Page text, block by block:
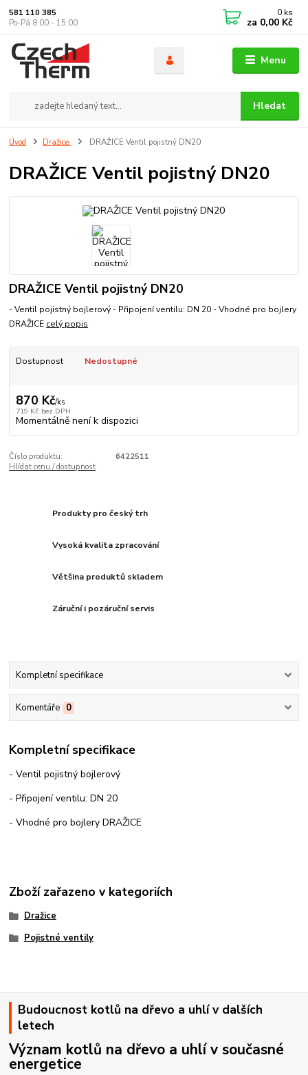
Menu
Hledat
581 110 385
Po-Pá 8:00 - 15:00
0 ks
za 0,00 Kč
Úvod Dražice DRAŽICE Ventil pojistný DN20
DRAŽICE Ventil pojistný DN20
DRAŽICE Ventil pojistný DN20
- Ventil pojistný bojlerový - Připojení ventilu: DN 20 - Vhodné pro bojlery
DRAŽICE celý popis
Dostupnost Nedostupné
870 Kč/ks
719 Kč bez DPH
Momentálně není k dispozici
Číslo produktu:
6422511
Hlídat cenu / dostupnost
Produkty pro český trh
Vysoká kvalita zpracování
Většina produktů skladem
Záruční i pozáruční servis
Kompletní specifikace
Komentáře 0
Kompletní specifikace
- Ventil pojistný bojlerový
- Připojení ventilu: DN 20
- Vhodné pro bojlery DRAŽICE
Zboží zařazeno v kategoriích
Dražice
Pojistné ventily
Budoucnost kotlů na dřevo a uhlí v dalších
letech
Význam kotlů na dřevo a uhlí v současné
energetice